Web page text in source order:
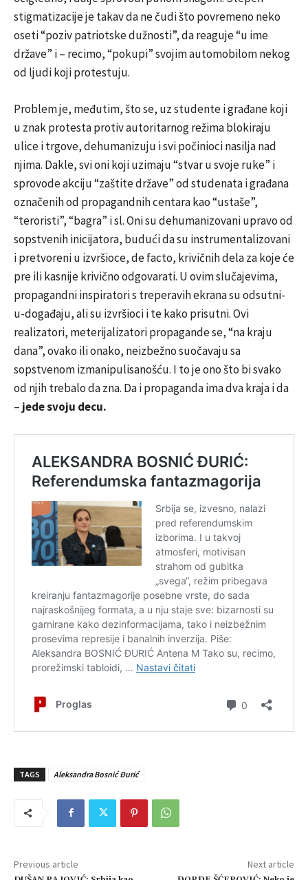
stigmatizacije je takav da ne čudi što povremeno neko
oseti “poziv patriotske dužnosti”, da reaguje “u ime
države” i – recimo, “pokupi” svojim automobilom nekog
od ljudi koji protestuju.
Problem je, međutim, što se, uz studente i građane koji
u znak protesta protiv autoritarnog režima blokiraju
ulice i trgove, dehumanizuju i svi počinioci nasilja nad
njima. Dakle, svi oni koji uzimaju “stvar u svoje ruke” i
sprovode akciju “zaštite države” od studenata i građana
označenih od propagandnih centara kao “ustaše”,
“teroristi”, “bagra” i sl. Oni su dehumanizovani upravo od
sopstvenih inicijatora, budući da su instrumentalizovani
i pretvoreni u izvršioce, de facto, krivičnih dela za koje će
pre ili kasnije krivično odgovarati. U ovim slučajevima,
propagandni inspiratori s treperavih ekrana su odsutni-
u-događaju, ali su izvršioci i te kako prisutni. Ovi
realizatori, meterijalizatori propagande se, “na kraju
dana”, ovako ili onako, neizbežno suočavaju sa
sopstvenom izmanipulisanošću. I to je ono što bi svako
od njih trebalo da zna. Da i propaganda ima dva kraja i da
– jede svoju decu.
TAGS Aleksandra Bosnić Đurić
Previous article Next article